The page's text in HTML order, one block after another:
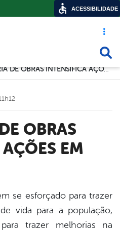
Acesso
SECRETARIA DE OBRAS INTENSIFICA AÇÕES EM BAIRROS
EM
se esforçado para trazer
vida para a população,
trazer melhorias na
ACESSIBILIDADE